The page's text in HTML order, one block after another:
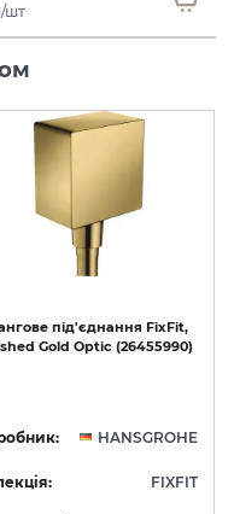
шт
під'єднання FixFit,
Gold Optic (26455990)
HANSGROHE
FIXFIT